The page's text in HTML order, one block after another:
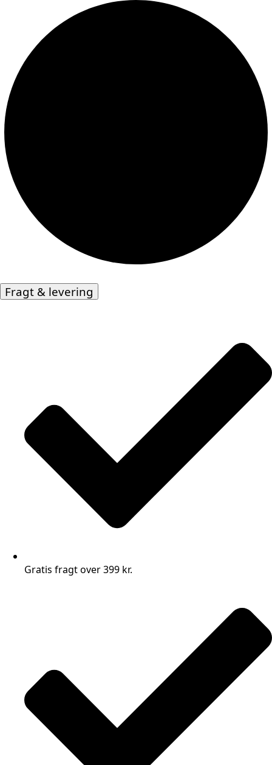
Fragt & levering
Gratis fragt over 399 kr.